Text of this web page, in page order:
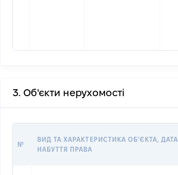
3. Об'єкти нерухомості
№
ВИД ТА ХАРАКТЕРИСТИКА ОБʼЄКТА, ДАТА
НАБУТТЯ ПРАВА